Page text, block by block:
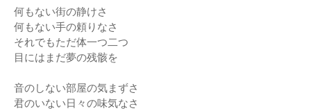
何もない街の静けさ
何もない手の頼りなさ
それでもただ体一つ二つ
目にはまだ夢の残骸を
音のしない部屋の気まずさ
君のいない日々の味気なさ